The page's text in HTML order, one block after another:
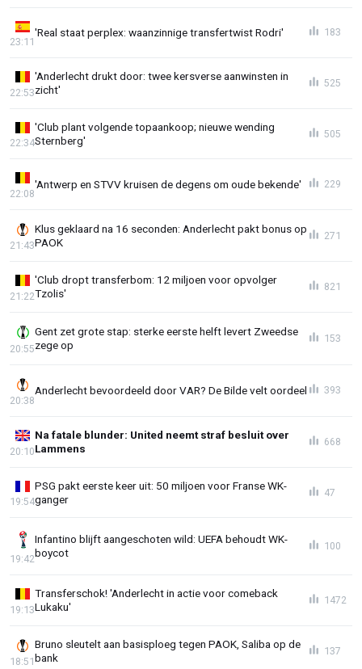
'Real staat perplex: waanzinnige transfertwist Rodri'
23:11
183
'Anderlecht drukt door: twee kersverse aanwinsten in
zicht'
22:53
525
'Club plant volgende topaankoop; nieuwe wending
Sternberg'
22:34
505
'Antwerp en STVV kruisen de degens om oude bekende'
22:08
229
Klus geklaard na 16 seconden: Anderlecht pakt bonus op
PAOK
21:43
271
'Club dropt transferbom: 12 miljoen voor opvolger
Tzolis'
21:22
821
Gent zet grote stap: sterke eerste helft levert Zweedse
zege op
20:55
153
Anderlecht bevoordeeld door VAR? De Bilde velt oordeel
20:38
393
Na fatale blunder: United neemt straf besluit over
Lammens
20:10
668
PSG pakt eerste keer uit: 50 miljoen voor Franse WK-
ganger
19:54
47
Infantino blijft aangeschoten wild: UEFA behoudt WK-
boycot
19:42
100
Transferschok! 'Anderlecht in actie voor comeback
Lukaku'
19:13
1472
Bruno sleutelt aan basisploeg tegen PAOK, Saliba op de
bank
18:51
137